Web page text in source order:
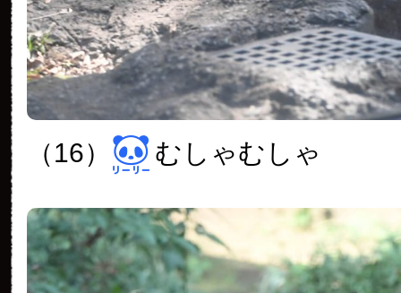
（16） むしゃむしゃ